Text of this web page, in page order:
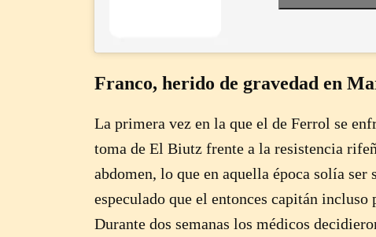
Franco, herido de gravedad en
La primera vez en la que el de Ferrol se
toma de El Biutz frente a la resistencia
abdomen, lo que en aquella época solía
especulado que el entonces capitán
Durante dos semanas los médicos